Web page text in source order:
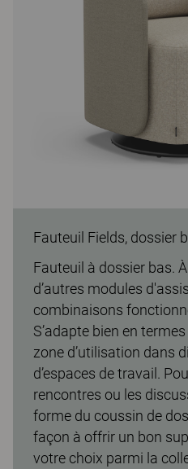
Fauteuil Fields, dossier
Fauteuil à dossier bas.
d’autres modules
combinaisons
S’adapte bien en
zone d’utilisation dans
d’espaces de travail.
rencontres ou les
forme du coussin de
façon à offrir un bon
votre choix parmi la